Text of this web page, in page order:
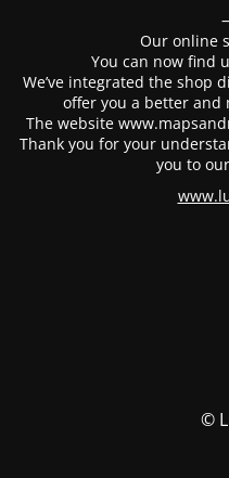
Our online
You can now find
We’ve integrated the shop
offer you a better and
The website
Thank you for your
you to
©